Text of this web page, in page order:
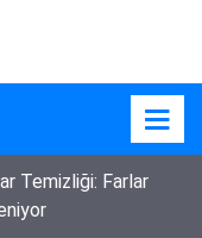
Vefat Etti